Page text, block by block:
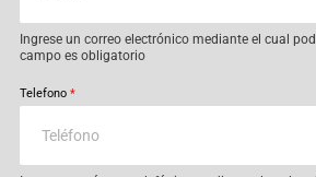
Ingrese un correo electrónico mediante el cual
campo es obligatorio
Telefono *